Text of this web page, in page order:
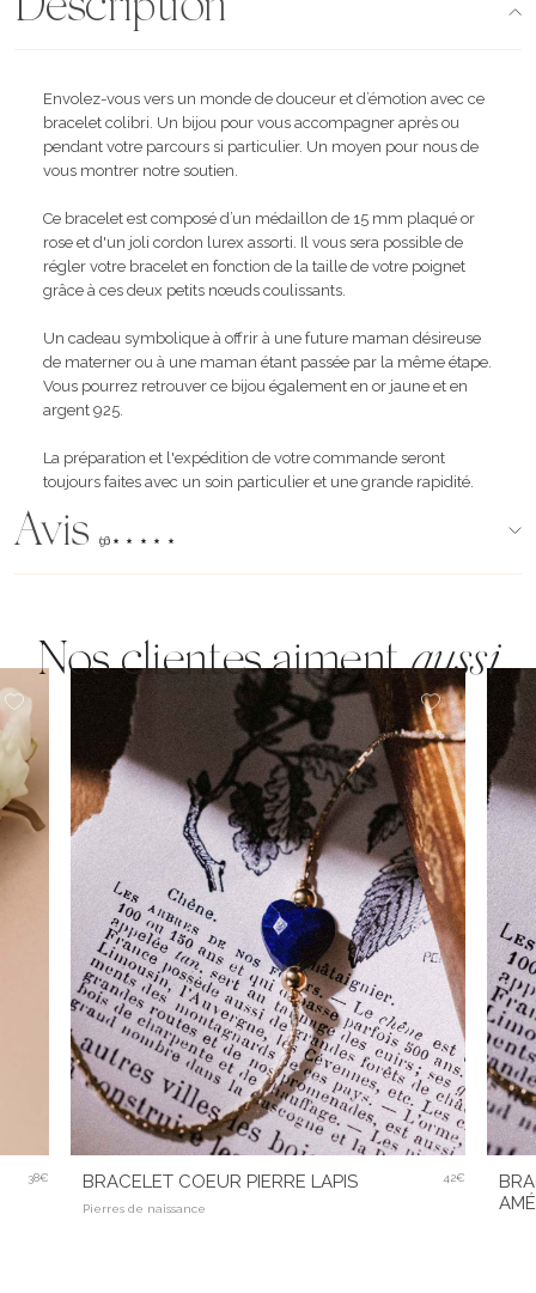
Envolez-vous vers un monde de douceur et d’émotion avec ce
bracelet colibri. Un bijou pour vous accompagner après ou
pendant votre parcours si particulier. Un moyen pour nous de
vous montrer notre soutien.
Ce bracelet est composé d’un médaillon de 15 mm plaqué or
rose et d'un joli cordon lurex assorti. Il vous sera possible de
régler votre bracelet en fonction de la taille de votre poignet
grâce à ces deux petits nœuds coulissants.
Un cadeau symbolique à offrir à une future maman désireuse
de materner ou à une maman étant passée par la même étape.
Vous pourrez retrouver ce bijou également en or jaune et en
argent 925.
La préparation et l'expédition de votre commande seront
toujours faites avec un soin particulier et une grande rapidité.
Avis (96)
Nos clientes aimentaussi
38€ BRACELET COEUR PIERRE LAPIS
Pierres de naissance
42€